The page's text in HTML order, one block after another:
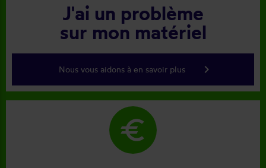
J'ai un problème
sur mon matériel
Nous vous aidons à en savoir plus keyboard_arrow_right
euro